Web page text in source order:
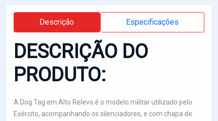
Descrição Especificações
DESCRIÇÃO DO
PRODUTO:
A Dog Tag em Alto Relevo é o modelo militar utilizado pelo
Exército, acompanhando os silenciadores, e com chapa de